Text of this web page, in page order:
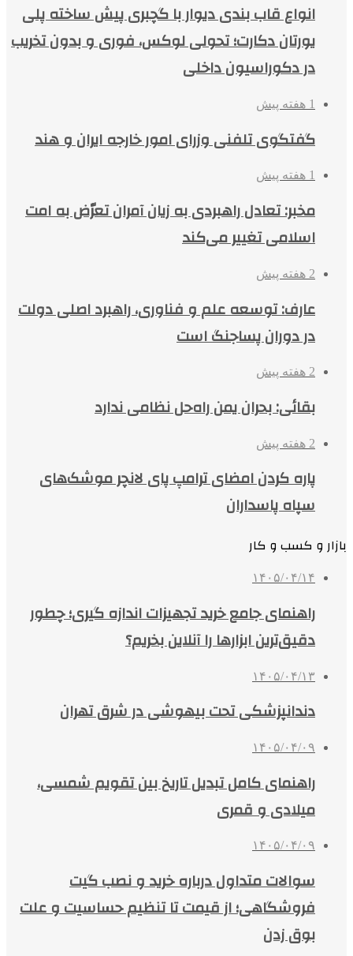
انواع قاب بندی دیوار با گچبری پیش ساخته پلی
یورتان دکارت؛ تحولی لوکس، فوری و بدون تخریب
در دکوراسیون داخلی
1 هفته پیش
گفتگوی تلفنی وزرای امور خارجه ایران و هند
1 هفته پیش
مخبر: تعادل راهبردی به زیان آمران تعرّض به امت
اسلامی تغییر می‌کند
2 هفته پیش
عارف: توسعه علم و فناوری، راهبرد اصلی دولت
در دوران پساجنگ است
2 هفته پیش
بقائی: بحران یمن راه‌حل نظامی ندارد
2 هفته پیش
پاره کردن امضای ترامپ پای لانچر موشک‌های
سپاه پاسداران
بازار و کسب و کار
۱۴۰۵/۰۴/۱۴
راهنمای جامع خرید تجهیزات اندازه گیری؛ چطور
دقیق‌ترین ابزارها را آنلاین بخریم؟
۱۴۰۵/۰۴/۱۳
دندانپزشکی تحت بیهوشی در شرق تهران
۱۴۰۵/۰۴/۰۹
راهنمای کامل تبدیل تاریخ بین تقویم شمسی،
میلادی و قمری
۱۴۰۵/۰۴/۰۹
سوالات متداول درباره خرید و نصب گیت
فروشگاهی؛ از قیمت تا تنظیم حساسیت و علت
بوق زدن